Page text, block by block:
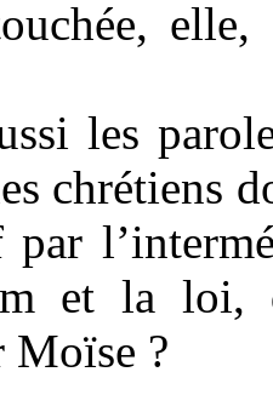
les
chrétiens
et la loi,
Moïse ?